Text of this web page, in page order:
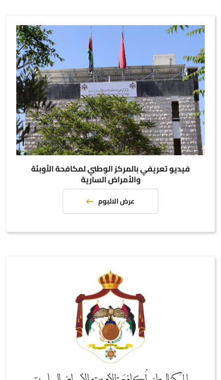
فيديو تعريفي بالمركز الوطني لمكافحة الأوبئة
والأمراض السارية
عرض الالبوم